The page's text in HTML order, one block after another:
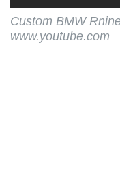
Custom BMW
www.youtube.com